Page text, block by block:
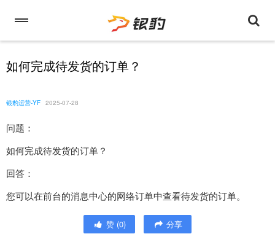
如何完成待发货的订单？
银豹运营-YF 2025-07-28
问题：
如何完成待发货的订单？
回答：
您可以在前台的消息中心的网络订单中查看待发货的订单。
赞 (0) 分享